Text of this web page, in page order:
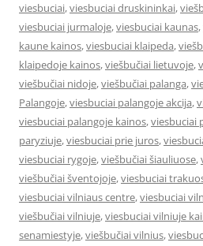
viesbuciai,viesbuciai druskininkai,
viesbuciai jurmaloje,viesbuciai kaunas,
kaune kainos,viesbuciai klaipeda,
klaipedoje kainos,viešbučiai lietuvoje,
viešbučiai nidoje,viešbučiai palanga,
Palangoje,viesbuciai palangoje akcija,
viesbuciai palangoje kainos,viesbuciai
paryziuje,viesbuciai prie juros,
viesbuciai rygoje,viešbučiai šiauliuose,
viešbučiai šventojoje,viesbuciai
viesbuciai vilniaus centre,viesbuciai
viešbučiai vilniuje,viesbuciai vilniuje
senamiestyje,viešbučiai vilnius,